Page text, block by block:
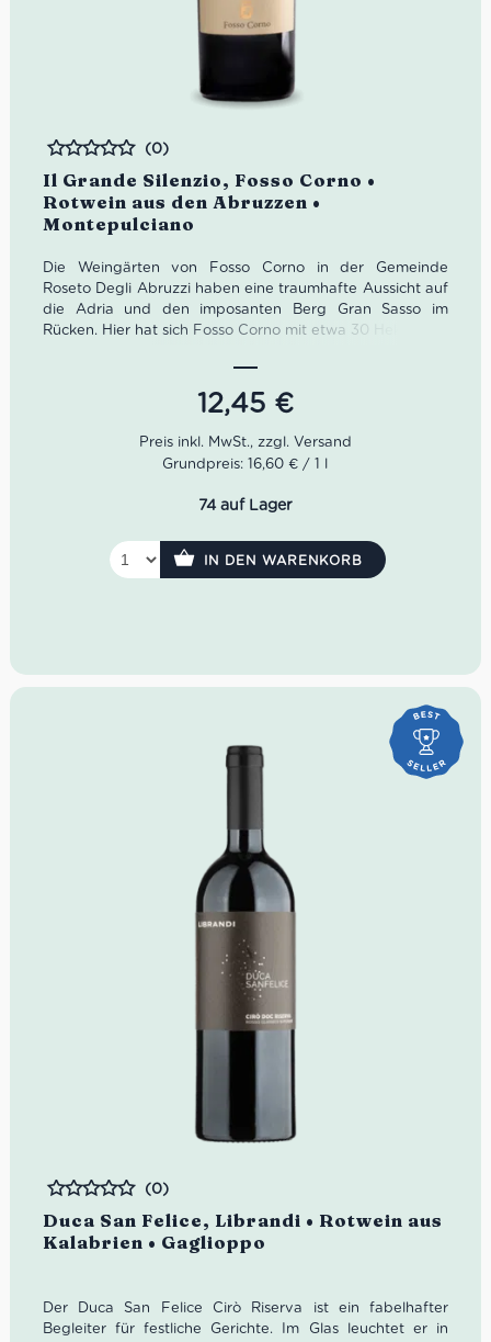
Il Grande Silenzio, Fosso Corno •
Rotwein aus den Abruzzen •
Montepulciano
Bewertet
(0)
Die Weingärten von Fosso Corno in der Gemeinde
Roseto Degli Abruzzi haben eine traumhafte Aussicht auf
die Adria und den imposanten Berg Gran Sasso im
Rücken. Hier hat sich Fosso Corno mit etwa 30 Hektar auf
Silenzio von Fosso Corno hat ungefähr so viel Strahlkraft
wie der gleichnamige Klassiker von Sergio Corbucci.
Nach der Gärung werden diesem Montepulciano
d’Abruzzo 12 Monate Ausbau in großen
Eichenholzfässern sowie weitere 3 Monate Flaschenruhe
Der Il Grande Silenzio zeigt sich in einem intensiven
Rubinrot. Zudem offenbart das verführerische Bouquet
Noten von Heidelbeere, Cassis als auch würzige Aromen
wie schwarze Olive und Tabak. Im Trunk zeigt er sich
Geruch: Heidelbeere, Cassis, schwarze Olive, Tabak
Geschmack: vollmundig, konzentriert, breiter
Idealer Versandkarton: 21 Flaschen
12,45 €
Grundpreis: 16,60 € / 1 l
74 auf Lager
IN DEN WARENKORB
Duca San Felice, Librandi • Rotwein aus
Kalabrien • Gaglioppo
Bewertet
(0)
Der Duca San Felice Cirò Riserva ist ein fabelhafter
Begleiter für festliche Gerichte. Im Glas leuchtet er in